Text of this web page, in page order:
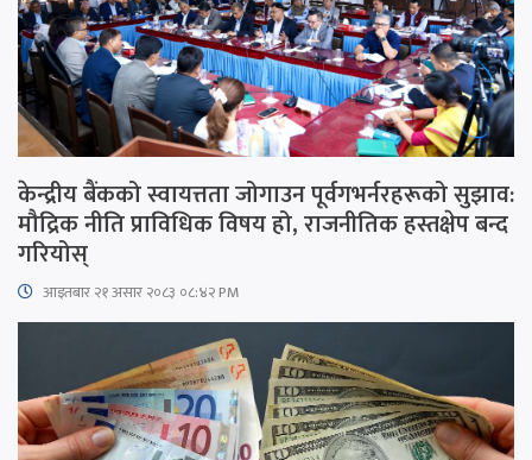
केन्द्रीय बैंकको स्वायत्तता जोगाउन पूर्वगभर्नरहरूको सुझाव:
मौद्रिक नीति प्राविधिक विषय हो, राजनीतिक हस्तक्षेप बन्द
गरियोस्
आइतबार​ २१ असार २०८३ ०८:४२ PM